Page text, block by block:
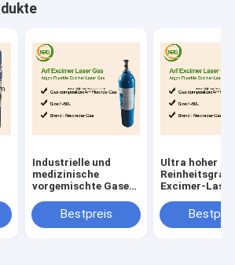
Industrielle und
medizinische
vorgemischte Gase
Lärm 8 des zylinder-
20L
Bestpreis
Ultra hoher
Excimer-
refraktive